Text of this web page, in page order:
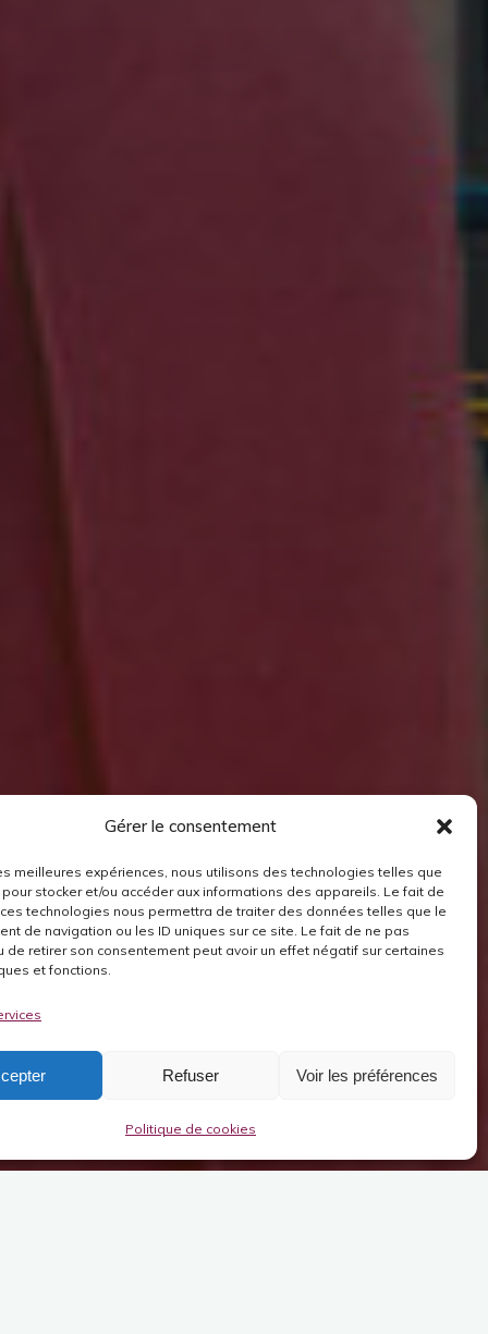
Gérer le consentement
meilleures expériences, nous utilisons des technologies telles que
stocker et/ou accéder aux informations des appareils. Le fait de
technologies nous permettra de traiter des données telles que le
de navigation ou les ID uniques sur ce site. Le fait de ne pas
de retirer son consentement peut avoir un effet négatif sur certaines
et fonctions.
Refuser Voir les préférences
Politique de cookies